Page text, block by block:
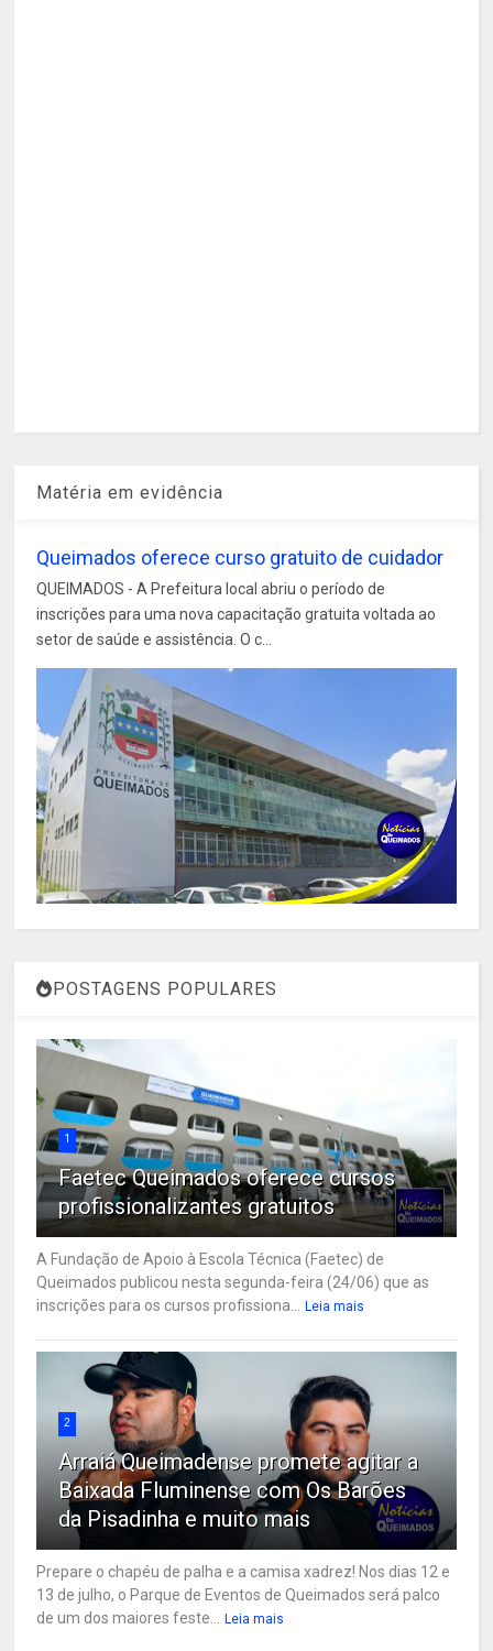
Matéria em evidência
Queimados oferece curso gratuito de cuidador
QUEIMADOS - A Prefeitura local abriu o período de
inscrições para uma nova capacitação gratuita voltada ao
setor de saúde e assistência. O c...
POSTAGENS POPULARES
1
Faetec Queimados oferece cursos
profissionalizantes gratuitos
A Fundação de Apoio à Escola Técnica (Faetec) de
Queimados publicou nesta segunda-feira (24/06) que as
inscrições para os cursos profissiona...
Leia mais
2
Arraiá Queimadense promete agitar a
Baixada Fluminense com Os Barões
da Pisadinha e muito mais
Prepare o chapéu de palha e a camisa xadrez! Nos dias 12 e
13 de julho, o Parque de Eventos de Queimados será palco
de um dos maiores feste...
Leia mais